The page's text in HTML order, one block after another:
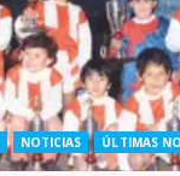
NOTICIAS ÚLTIMAS